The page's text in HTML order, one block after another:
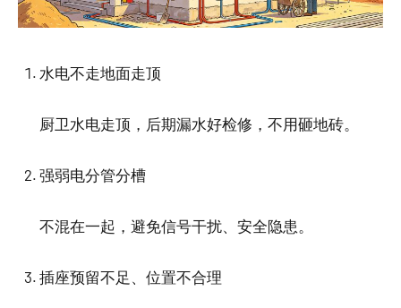
水电不走地面走顶
厨卫水电走顶，后期漏水好检修，不用砸地砖。
强弱电分管分槽
不混在一起，避免信号干扰、安全隐患。
插座预留不足、位置不合理